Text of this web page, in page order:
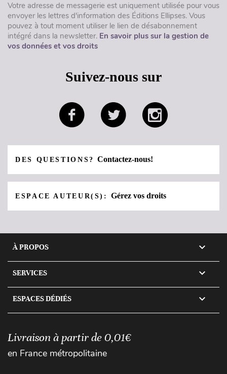
Votre adresse de messagerie est uniquement utilisée pour vous
envoyer les lettres d'information des Éditions Ellipses. Vous
pouvez à tout moment utiliser le lien de désabonnement
intégré dans la newsletter. En savoir plus sur la gestion de
vos données et vos droits
Suivez-nous sur
DES QUESTIONS?Contactez-nous!
ESPACE AUTEUR(S):Gérez vos droits
À PROPOS 
SERVICES 
ESPACES DÉDIÉS 
Livraison à partir de 0,01€
en France métropolitaine